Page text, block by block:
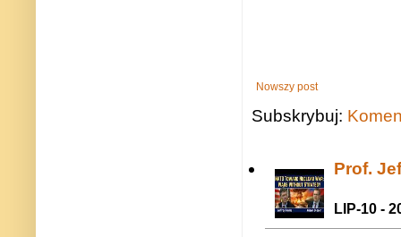
Nowszy post
Subskrybuj:
Prof.
LIP-10 -